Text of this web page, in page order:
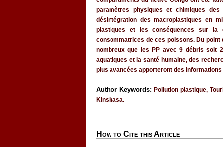
paramètres physiques et chimiques
désintégration des macroplastiques en
plastiques et les conséquences sur la
consommatrices de ces poissons. Du point
nombreux que les PP avec 9 débris soit
aquatiques et la santé humaine, des
plus avancées apporteront des
Author Keywords: Pollution plastique,
Kinshasa.
How to Cite this Article